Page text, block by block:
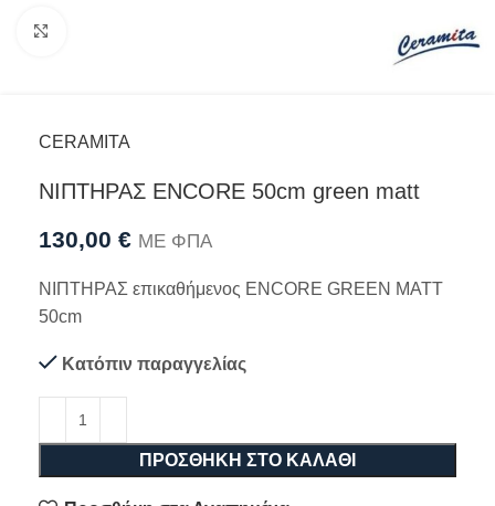
CERAMITA
ΝΙΠΤΗΡΑΣ ENCORE 50cm green matt
130,00 € ΜΕ ΦΠΑ
ΝΙΠΤΗΡΑΣ επικαθήμενος ENCORE GREEN MATT
50cm
Κατόπιν παραγγελίας
ΠΡΟΣΘΉΚΗ ΣΤΟ ΚΑΛΆΘΙ